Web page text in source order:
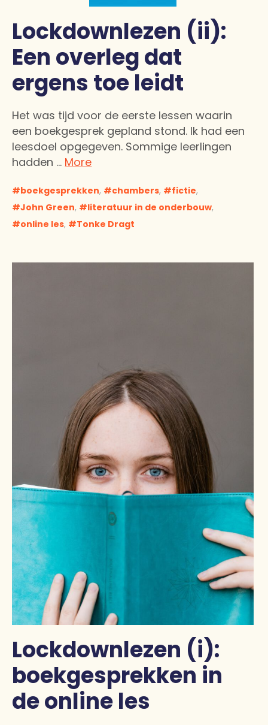
Lockdownlezen (ii):
Een overleg dat
ergens toe leidt
Het was tijd voor de eerste lessen waarin
een boekgesprek gepland stond. Ik had een
leesdoel opgegeven. Sommige leerlingen
hadden … More
boekgesprekken, chambers, fictie,
John Green, literatuur in de onderbouw,
online les, Tonke Dragt
Lockdownlezen (i):
boekgesprekken in
de online les